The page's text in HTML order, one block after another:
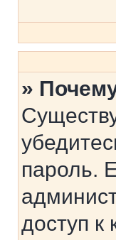
»
пароль.
доступ